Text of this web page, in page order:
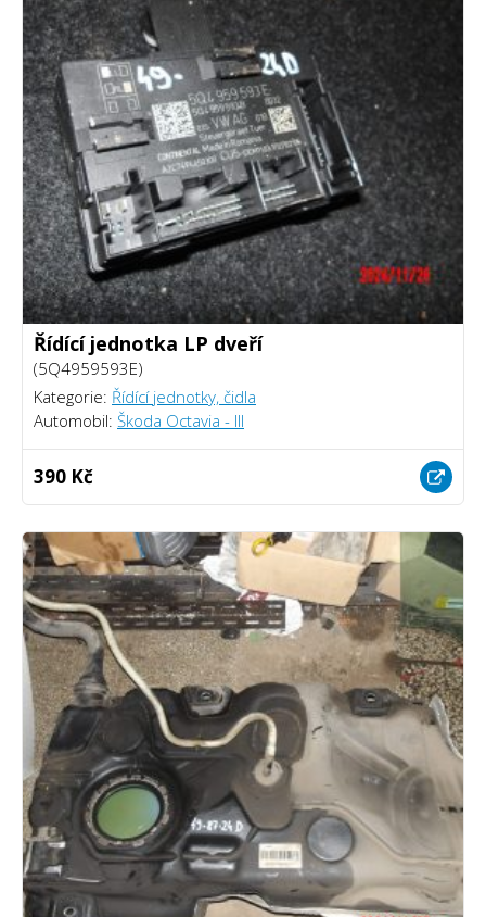
Řídící jednotka LP dveří
(5Q4959593E)
Kategorie: Řídící jednotky, čidla
Automobil: Škoda Octavia - III
390 Kč